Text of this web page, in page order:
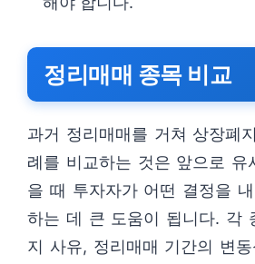
정리매매 종목 비교
과거 정리매매를 거쳐 상장폐
례를 비교하는 것은 앞으로 유
을 때 투자자가 어떤 결정을
하는 데 큰 도움이 됩니다. 각
지 사유, 정리매매 기간의 변